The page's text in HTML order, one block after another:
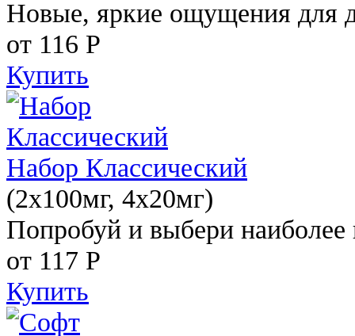
Новые, яркие ощущения для
от 116 Р
Купить
Набор Классический
(2x100мг, 4x20мг)
Попробуй и выбери наиболее
от 117 Р
Купить